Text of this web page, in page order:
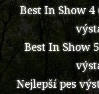
Best In Show
Best In Show
Nejlepší pes